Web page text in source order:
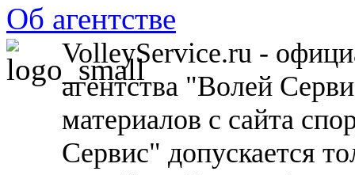
Об агентстве
VolleyService.ru -
агентства "Волей
материалов с сайта
Сервис" допускается